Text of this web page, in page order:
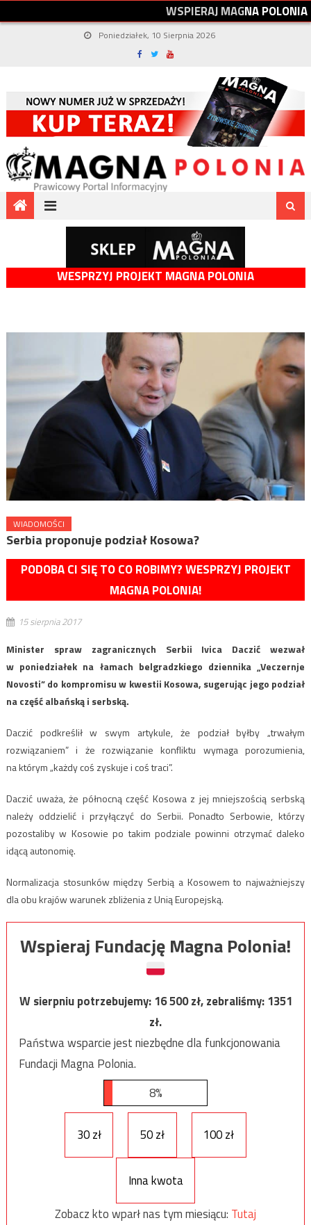
WSPIERAJMAGNAPOLONIA
Poniedziałek, 10 Sierpnia 2026
WESPRZYJ PROJEKT MAGNA POLONIA
WIADOMOŚCI
Serbia proponuje podział Kosowa?
PODOBA CI SIĘ TO CO ROBIMY? WESPRZYJ PROJEKT
MAGNA POLONIA!
15 sierpnia 2017
Minister spraw zagranicznych Serbii Ivica Daczić wezwał
w poniedziałek na łamach belgradzkiego dziennika „Veczernje
Novosti” do kompromisu w kwestii Kosowa, sugerując jego podział
na część albańską i serbską.
Daczić podkreślił w swym artykule, że podział byłby „trwałym
rozwiązaniem” i że rozwiązanie konfliktu wymaga porozumienia,
na którym „każdy coś zyskuje i coś traci”.
Daczić uważa, że północną część Kosowa z jej mniejszością serbską
należy oddzielić i przyłączyć do Serbii. Ponadto Serbowie, którzy
pozostaliby w Kosowie po takim podziale powinni otrzymać daleko
idącą autonomię.
Normalizacja stosunków między Serbią a Kosowem to najważniejszy
dla obu krajów warunek zbliżenia z Unią Europejską.
Wspieraj Fundację Magna Polonia!
W sierpniu potrzebujemy:16 500zł, zebraliśmy:1351
zł.
Państwa wsparcie jest niezbędne dla funkcjonowania
Fundacji Magna Polonia.
8%
30 zł 50 zł 100 zł
Inna kwota
Zobacz kto wparł nas tym miesiącu: Tutaj